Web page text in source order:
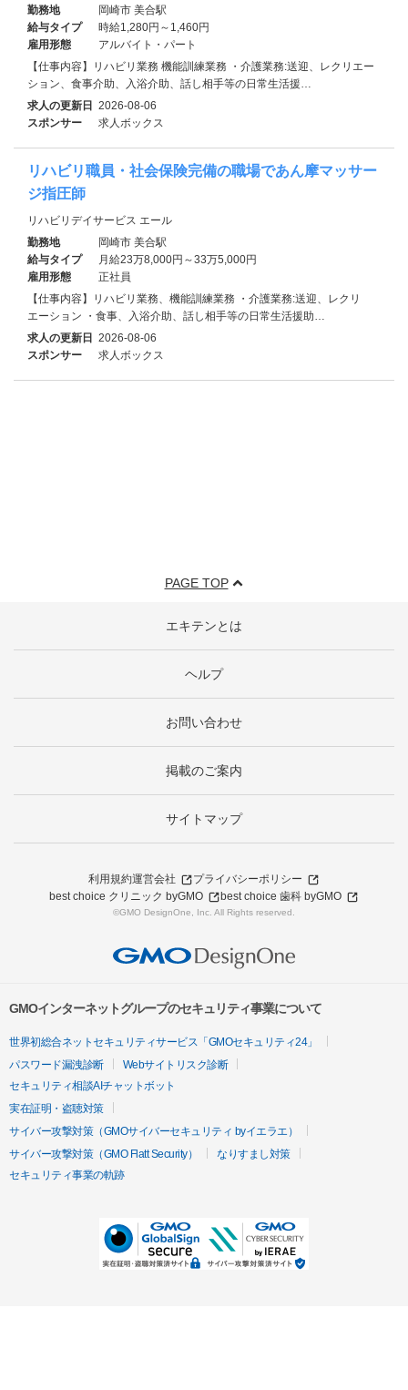
勤務地
岡崎市 美合駅
給与タイプ
時給1,280円～1,460円
雇用形態
アルバイト・パート
【仕事内容】リハビリ業務 機能訓練業務 ・介護業務:送迎、レクリエー
ション、食事介助、入浴介助、話し相手等の日常生活援…
求人の更新日 2026-08-06
スポンサー
求人ボックス
リハビリ職員・社会保険完備の職場であん摩マッサー
ジ指圧師
リハビリデイサービス エール
勤務地
岡崎市 美合駅
給与タイプ
月給23万8,000円～33万5,000円
雇用形態
正社員
【仕事内容】リハビリ業務、機能訓練業務 ・介護業務:送迎、レクリ
エーション ・食事、入浴介助、話し相手等の日常生活援助…
求人の更新日 2026-08-06
スポンサー
求人ボックス
PAGE TOP
エキテンとは
ヘルプ
お問い合わせ
掲載のご案内
サイトマップ
利用規約運営会社
プライバシーポリシー
best choice クリニック byGMO
best choice 歯科 byGMO
©GMO DesignOne, Inc. All Rights reserved.
GMOインターネットグループのセキュリティ事業について
世界初総合ネットセキュリティサービス「GMOセキュリティ24」
パスワード漏洩診断
Webサイトリスク診断
セキュリティ相談AIチャットボット
実在証明・盗聴対策
サイバー攻撃対策（GMOサイバーセキュリティ byイエラエ）
サイバー攻撃対策（GMO Flatt Security）
なりすまし対策
セキュリティ事業の軌跡